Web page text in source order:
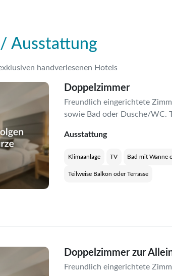
Ausstattung
handverlesenen Hotels
Doppelzimmer
Freundlich eingerichtete
sowie Bad oder Dusche/WC.
Ausstattung
Klimaanlage TV Bad mit Wanne
Teilweise Balkon oder Terrasse
Doppelzimmer zur
Freundlich eingerichtete